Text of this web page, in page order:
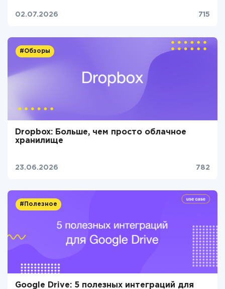
02.07.2026 715
#Обзоры
Dropbox: Больше, чем просто облачное
хранилище
23.06.2026 782
#Полезное
Google Drive: 5 полезных интеграций для